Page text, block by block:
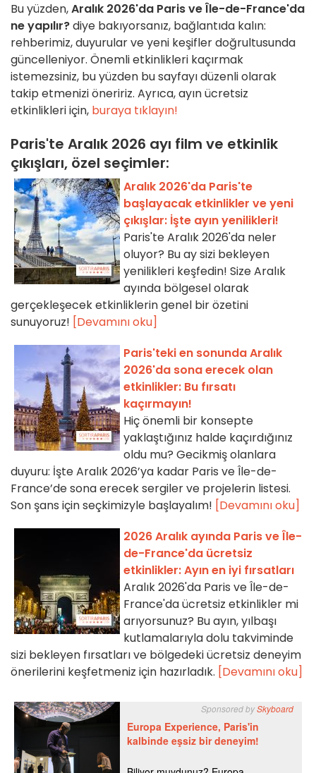
Bu yüzden,Aralık 2026'da Paris ve Île-de-France'da
ne yapılır?diye bakıyorsanız, bağlantıda kalın:
rehberimiz, duyurular ve yeni keşifler doğrultusunda
güncelleniyor. Önemli etkinlikleri kaçırmak
istemezsiniz, bu yüzden bu sayfayı düzenli olarak
takip etmenizi öneririz. Ayrıca, ayın ücretsiz
etkinlikleri için, buraya tıklayın!
Paris'te Aralık 2026 ayı film ve etkinlik
çıkışları, özel seçimler:
Aralık 2026'da Paris'te
başlayacak etkinlikler ve yeni
çıkışlar: İşte ayın yenilikleri!
Paris'te Aralık 2026'da neler
oluyor? Bu ay sizi bekleyen
yenilikleri keşfedin! Size Aralık
ayında bölgesel olarak
gerçekleşecek etkinliklerin genel bir özetini
sunuyoruz! [Devamını oku]
Paris'teki en sonunda Aralık
2026'da sona erecek olan
etkinlikler: Bu fırsatı
kaçırmayın!
Hiç önemli bir konsepte
yaklaştığınız halde kaçırdığınız
oldu mu? Gecikmiş olanlara
duyuru: İşte Aralık 2026’ya kadar Paris ve Île-de-
France’de sona erecek sergiler ve projelerin listesi.
Son şans için seçkimizyle başlayalım! [Devamını oku]
2026 Aralık ayında Paris ve Île-
de-France'da ücretsiz
etkinlikler: Ayın en iyi fırsatları
Aralık 2026'da Paris ve Île-de-
France'da ücretsiz etkinlikler mi
arıyorsunuz? Bu ayın, yılbaşı
kutlamalarıyla dolu takviminde
sizi bekleyen fırsatları ve bölgedeki ücretsiz deneyim
önerilerini keşfetmeniz için hazırladık. [Devamını oku]